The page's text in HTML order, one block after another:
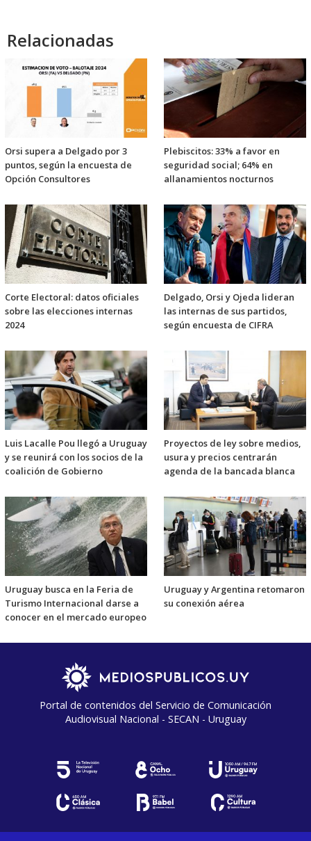
Relacionadas
Orsi supera a Delgado por 3
puntos, según la encuesta de
Opción Consultores
Plebiscitos: 33% a favor en
seguridad social; 64% en
allanamientos nocturnos
Corte Electoral: datos oficiales
sobre las elecciones internas
2024
Delgado, Orsi y Ojeda lideran
las internas de sus partidos,
según encuesta de CIFRA
Luis Lacalle Pou llegó a Uruguay
y se reunirá con los socios de la
coalición de Gobierno
Proyectos de ley sobre medios,
usura y precios centrarán
agenda de la bancada blanca
Uruguay busca en la Feria de
Turismo Internacional darse a
conocer en el mercado europeo
Uruguay y Argentina retomaron
su conexión aérea
Portal de contenidos del Servicio de Comunicación
Audiovisual Nacional - SECAN - Uruguay